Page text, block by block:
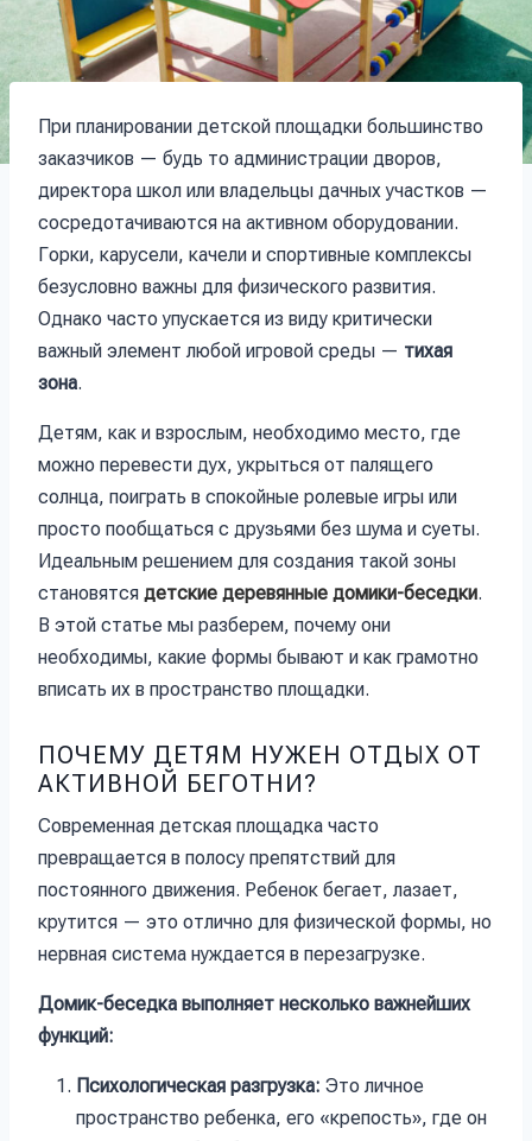
При планировании детской площадки большинство
заказчиков — будь то администрации дворов,
директора школ или владельцы дачных участков —
сосредотачиваются на активном оборудовании.
Горки, карусели, качели и спортивные комплексы
безусловно важны для физического развития.
Однако часто упускается из виду критически
важный элемент любой игровой среды — тихая
зона.
Детям, как и взрослым, необходимо место, где
можно перевести дух, укрыться от палящего
солнца, поиграть в спокойные ролевые игры или
просто пообщаться с друзьями без шума и суеты.
Идеальным решением для создания такой зоны
становятся детские деревянные домики-беседки.
В этой статье мы разберем, почему они
необходимы, какие формы бывают и как грамотно
вписать их в пространство площадки.
ПОЧЕМУ ДЕТЯМ НУЖЕН ОТДЫХ ОТ
АКТИВНОЙ БЕГОТНИ?
Современная детская площадка часто
превращается в полосу препятствий для
постоянного движения. Ребенок бегает, лазает,
крутится — это отлично для физической формы, но
нервная система нуждается в перезагрузке.
Домик-беседка выполняет несколько важнейших
функций:
Психологическая разгрузка: Это личное
пространство ребенка, его «крепость», где он